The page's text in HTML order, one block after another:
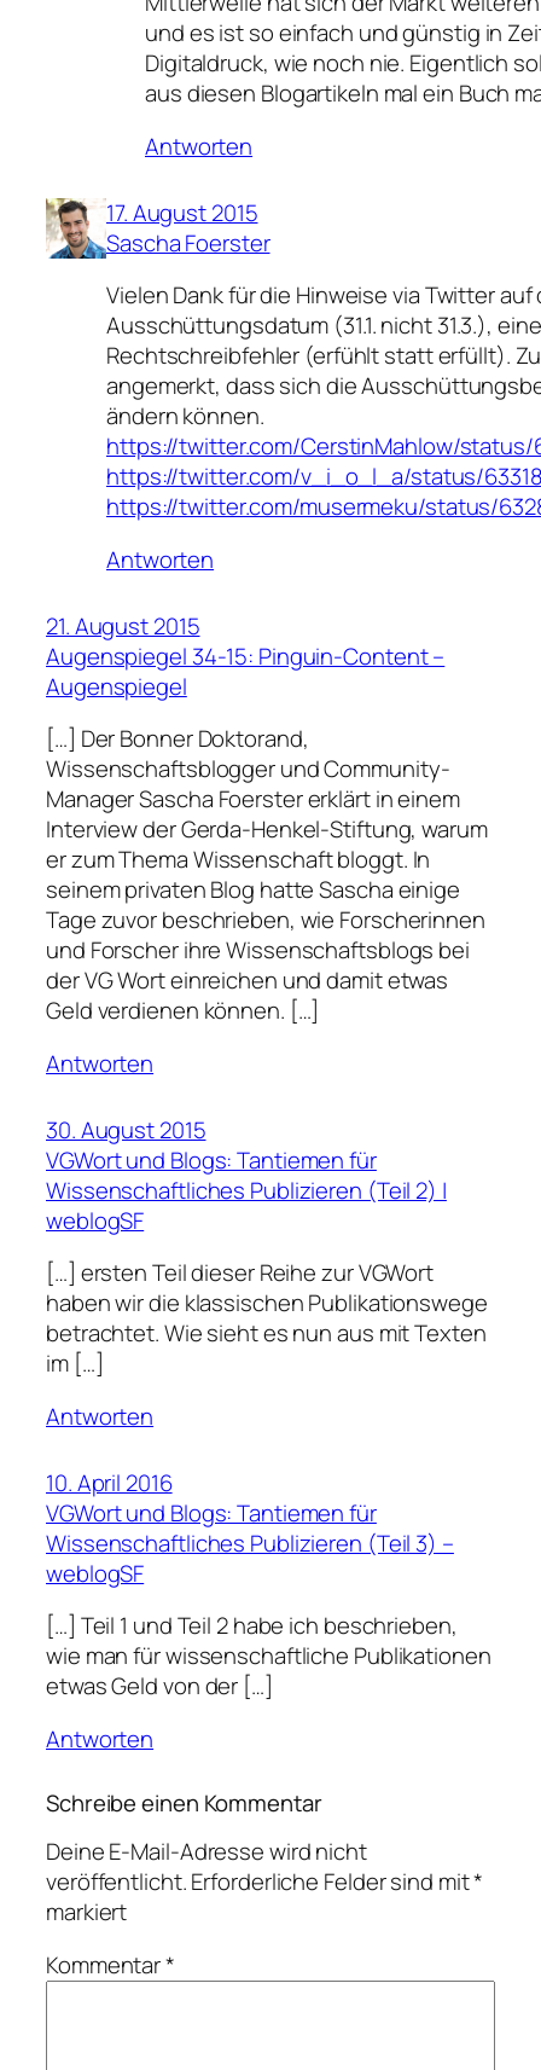
und es ist so einfach und günstig in
Digitaldruck, wie noch nie. Eigentlich
aus diesen Blogartikeln mal ein Buch
Antworten
17. August 2015
Sascha Foerster
Vielen Dank für die Hinweise via Twitter auf
Ausschüttungsdatum (31.1. nicht 31.3.),
Rechtschreibfehler (erfühlt statt erfüllt).
angemerkt, dass sich die
ändern können.
https://twitter.com/CerstinMahlow/status/
https://twitter.com/v_i_o_l_a/status/
https://twitter.com/musermeku/status/
Antworten
21. August 2015
Augenspiegel 34-15: Pinguin-Content –
Augenspiegel
[…] Der Bonner Doktorand,
Wissenschaftsblogger und Community-
Manager Sascha Foerster erklärt in einem
Interview der Gerda-Henkel-Stiftung, warum
er zum Thema Wissenschaft bloggt. In
seinem privaten Blog hatte Sascha einige
Tage zuvor beschrieben, wie Forscherinnen
und Forscher ihre Wissenschaftsblogs bei
der VG Wort einreichen und damit etwas
Geld verdienen können. […]
Antworten
30. August 2015
VGWort und Blogs: Tantiemen für
Wissenschaftliches Publizieren (Teil 2) |
weblogSF
[…] ersten Teil dieser Reihe zur VGWort
haben wir die klassischen Publikationswege
betrachtet. Wie sieht es nun aus mit Texten
im […]
Antworten
10. April 2016
VGWort und Blogs: Tantiemen für
Wissenschaftliches Publizieren (Teil 3) –
weblogSF
[…] Teil 1 und Teil 2 habe ich beschrieben,
wie man für wissenschaftliche Publikationen
etwas Geld von der […]
Antworten
Schreibe einen Kommentar
Deine E-Mail-Adresse wird nicht
veröffentlicht.Erforderliche Felder sind mit*
markiert
Kommentar*